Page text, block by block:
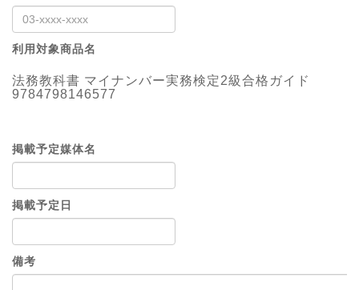
利用対象商品名
法務教科書 マイナンバー実務検定2級合格ガイド
9784798146577
掲載予定媒体名
掲載予定日
備考